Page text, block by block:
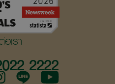
เรา
2222